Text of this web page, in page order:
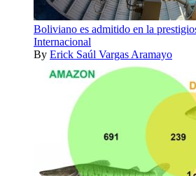
Boliviano es admitido en la
Internacional
By Erick Saúl Vargas Aramayo